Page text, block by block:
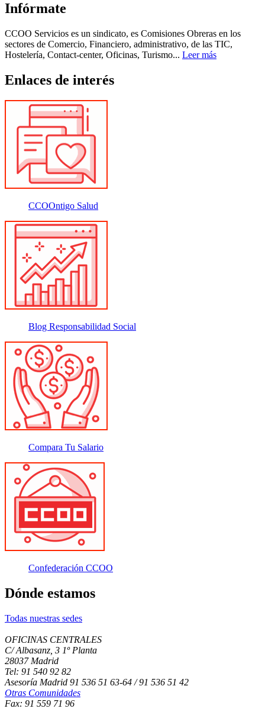
Infórmate
CCOO Servicios es un sindicato, es Comisiones Obreras en los
sectores de Comercio, Financiero, administrativo, de las TIC,
Hostelería, Contact-center, Oficinas, Turismo... Leer más
Enlaces de interés
CCOOntigo Salud
Blog Responsabilidad Social
Compara Tu Salario
Confederación CCOO
Dónde estamos
Todas nuestras sedes
OFICINAS CENTRALES
C/ Albasanz, 3 1º Planta
28037 Madrid
Tel: 91 540 92 82
Asesoría Madrid 91 536 51 63-64 / 91 536 51 42
Otras Comunidades
Fax: 91 559 71 96